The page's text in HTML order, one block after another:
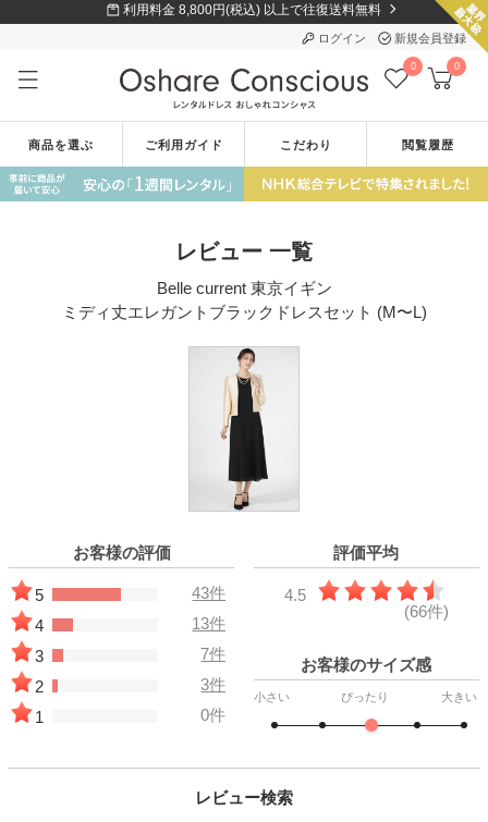
利用料金 8,800円(税込) 以上で往復送料無料
ログイン 新規会員登録
0 0
商品を選ぶ ご利用ガイド こだわり 閲覧履歴
レビュー 一覧
Belle current 東京イギン
ミディ丈エレガントブラックドレスセット (M〜L)
評価平均
4.5
(66件)
お客様の評価
5
43件
4
13件
3
7件
2
3件
1
0件
お客様のサイズ感
小さい ぴったり 大きい
レビュー検索